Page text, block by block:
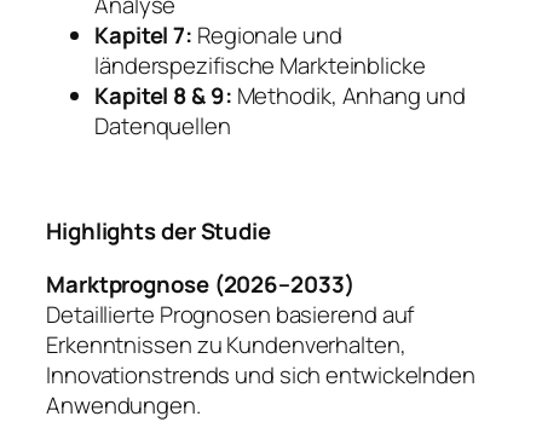
Kapitel 7: Regionale und
länderspezifische Markteinblicke
Kapitel 8 & 9: Methodik, Anhang und
Datenquellen
Highlights der Studie
Marktprognose (2026–2033)
Detaillierte Prognosen basierend auf
Erkenntnissen zu Kundenverhalten,
Innovationstrends und sich entwickelnden
Anwendungen.